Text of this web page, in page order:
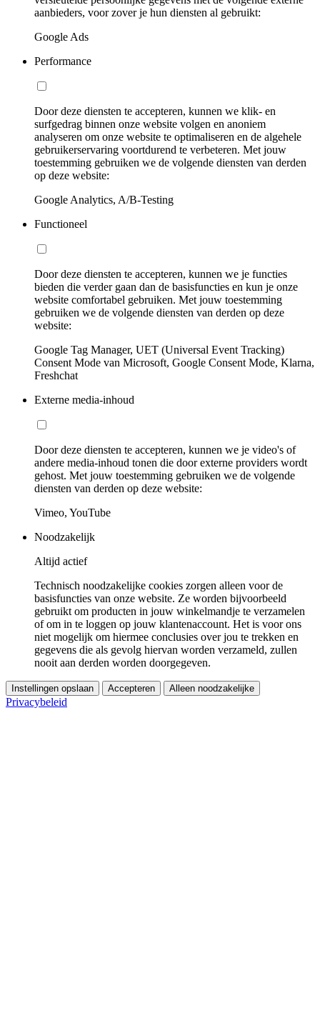
aanbieders, voor zover je hun diensten al gebruikt:
Google Ads
Performance
Door deze diensten te accepteren, kunnen we klik- en
surfgedrag binnen onze website volgen en anoniem
analyseren om onze website te optimaliseren en de algehele
gebruikerservaring voortdurend te verbeteren. Met jouw
toestemming gebruiken we de volgende diensten van derden
op deze website:
Google Analytics, A/B-Testing
Functioneel
Door deze diensten te accepteren, kunnen we je functies
bieden die verder gaan dan de basisfuncties en kun je onze
website comfortabel gebruiken. Met jouw toestemming
gebruiken we de volgende diensten van derden op deze
website:
Google Tag Manager, UET (Universal Event Tracking)
Consent Mode van Microsoft, Google Consent Mode, Klarna,
Freshchat
Externe media-inhoud
Door deze diensten te accepteren, kunnen we je video's of
andere media-inhoud tonen die door externe providers wordt
gehost. Met jouw toestemming gebruiken we de volgende
diensten van derden op deze website:
Vimeo, YouTube
Noodzakelijk
Altijd actief
Technisch noodzakelijke cookies zorgen alleen voor de
basisfuncties van onze website. Ze worden bijvoorbeeld
gebruikt om producten in jouw winkelmandje te verzamelen
of om in te loggen op jouw klantenaccount. Het is voor ons
niet mogelijk om hiermee conclusies over jou te trekken en
gegevens die als gevolg hiervan worden verzameld, zullen
nooit aan derden worden doorgegeven.
Instellingen opslaan Accepteren Alleen noodzakelijke
Privacybeleid